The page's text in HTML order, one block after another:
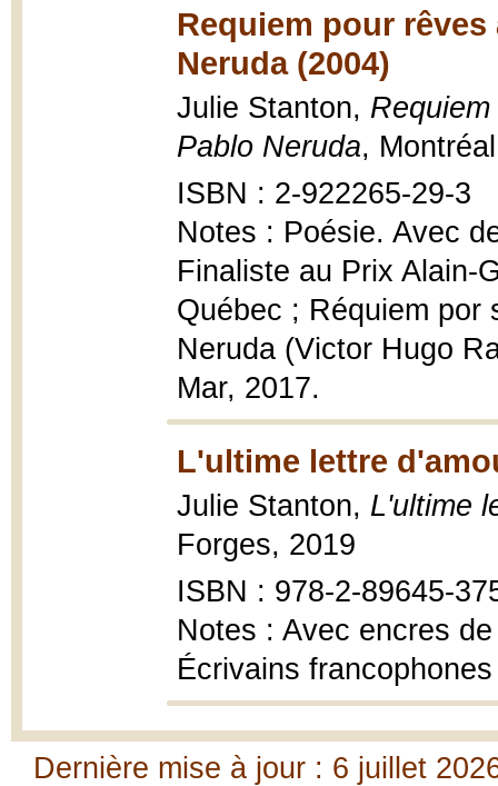
Requiem pour
Neruda (2004)
Julie Stanton,
Pablo Neruda,
ISBN : 2-922265-29-3
Notes : Poésie. Avec
Finaliste au Prix Alain-
Québec ; Réquiem por
Neruda (Victor Hugo
Mar, 2017.
L'ultime lettre
Julie Stanton, L'ultime
Forges, 2019
ISBN : 978-2-89645-
Notes : Avec encres
Écrivains
Dernière mise à jour : 6 juillet